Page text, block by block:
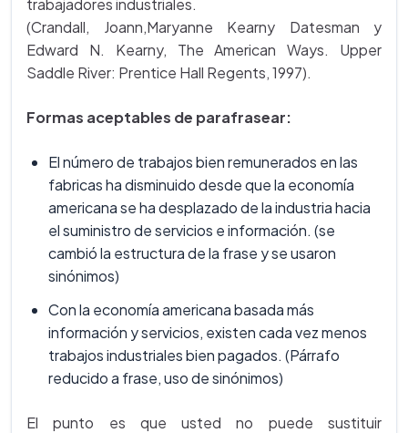
trabajadores industriales.
(Crandall, Joann,Maryanne Kearny Datesman y
Edward N. Kearny, The American Ways. Upper
Saddle River: Prentice Hall Regents, 1997).
Formas aceptables de parafrasear:
El número de trabajos bien remunerados en las
fabricas ha disminuido desde que la economía
americana se ha desplazado de la industria hacia
el suministro de servicios e información. (se
cambió la estructura de la frase y se usaron
sinónimos)
Con la economía americana basada más
información y servicios, existen cada vez menos
trabajos industriales bien pagados. (Párrafo
reducido a frase, uso de sinónimos)
El punto es que usted no puede sustituir